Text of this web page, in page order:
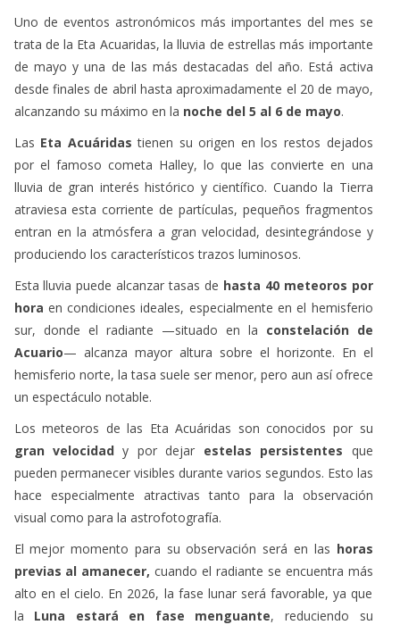
Uno de eventos astronómicos más importantes del mes se
trata de la Eta Acuaridas, la lluvia de estrellas más importante
de mayo y una de las más destacadas del año. Está activa
desde finales de abril hasta aproximadamente el 20 de mayo,
alcanzando su máximo en la noche del 5 al 6 de mayo.
Las Eta Acuáridas tienen su origen en los restos dejados
por el famoso cometa Halley, lo que las convierte en una
lluvia de gran interés histórico y científico. Cuando la Tierra
atraviesa esta corriente de partículas, pequeños fragmentos
entran en la atmósfera a gran velocidad, desintegrándose y
produciendo los característicos trazos luminosos.
Esta lluvia puede alcanzar tasas de hasta 40 meteoros por
hora en condiciones ideales, especialmente en el hemisferio
sur, donde el radiante —situado en la constelación de
Acuario— alcanza mayor altura sobre el horizonte. En el
hemisferio norte, la tasa suele ser menor, pero aun así ofrece
un espectáculo notable.
Los meteoros de las Eta Acuáridas son conocidos por su
gran velocidady por dejar estelas persistentes que
pueden permanecer visibles durante varios segundos. Esto las
hace especialmente atractivas tanto para la observación
visual como para la astrofotografía.
El mejor momento para su observación será en las horas
previas al amanecer, cuando el radiante se encuentra más
alto en el cielo. En 2026, la fase lunar será favorable, ya que
la Luna estará en fase menguante, reduciendo su